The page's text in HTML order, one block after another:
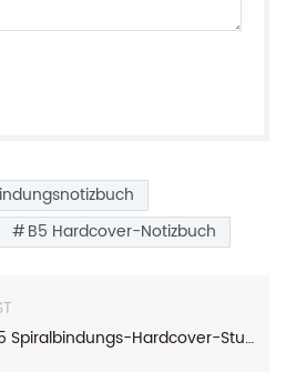
B5 Hardcover-Notizbuch
Smiling Range A5 Spiralbindungs-Hardcover-Studentennotizbuch